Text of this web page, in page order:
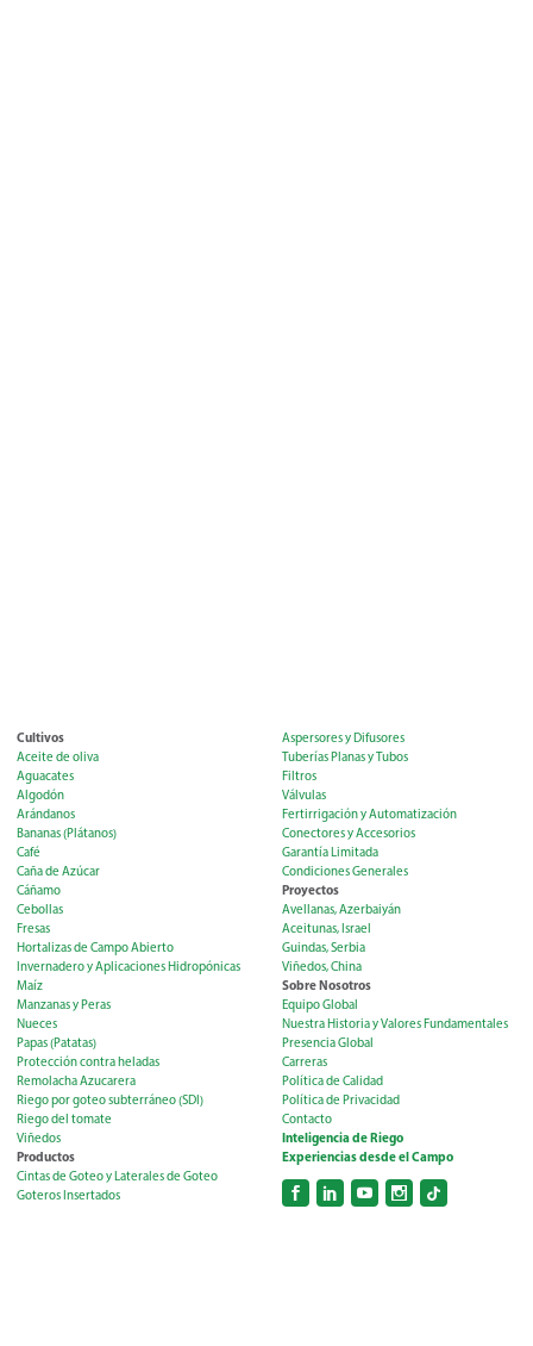
Cultivos
Aceite de oliva
Aguacates
Algodón
Arándanos
Bananas (Plátanos)
Café
Caña de Azúcar
Cáñamo
Cebollas
Fresas
Hortalizas de Campo Abierto
Invernadero y Aplicaciones Hidropónicas
Maíz
Manzanas y Peras
Nueces
Papas (Patatas)
Protección contra heladas
Remolacha Azucarera
Riego por goteo subterráneo (SDI)
Riego del tomate
Viñedos
Productos
Cintas de Goteo y Laterales de Goteo
Goteros Insertados
Aspersores y Difusores
Tuberías Planas y Tubos
Filtros
Válvulas
Fertirrigación y Automatización
Conectores y Accesorios
Garantía Limitada
Condiciones Generales
Proyectos
Avellanas, Azerbaiyán
Aceitunas, Israel
Guindas, Serbia
Viñedos, China
Sobre Nosotros
Equipo Global
Nuestra Historia y Valores Fundamentales
Presencia Global
Carreras
Política de Calidad
Política de Privacidad
Contacto
Inteligencia de Riego
Experiencias desde el Campo